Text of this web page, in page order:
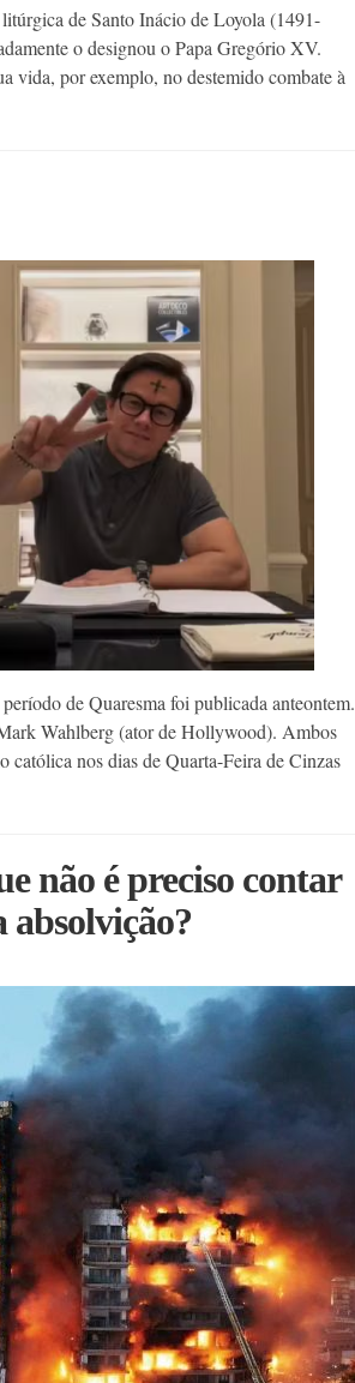
de Santo Inácio de Loyola (1491-
o designou o Papa Gregório XV.
vida, por exemplo, no destemido combate à
de Quaresma foi publicada anteontem.
Wahlberg (ator de Hollywood). Ambos
católica nos dias de Quarta-Feira de Cinzas
não é preciso contar
absolvição?